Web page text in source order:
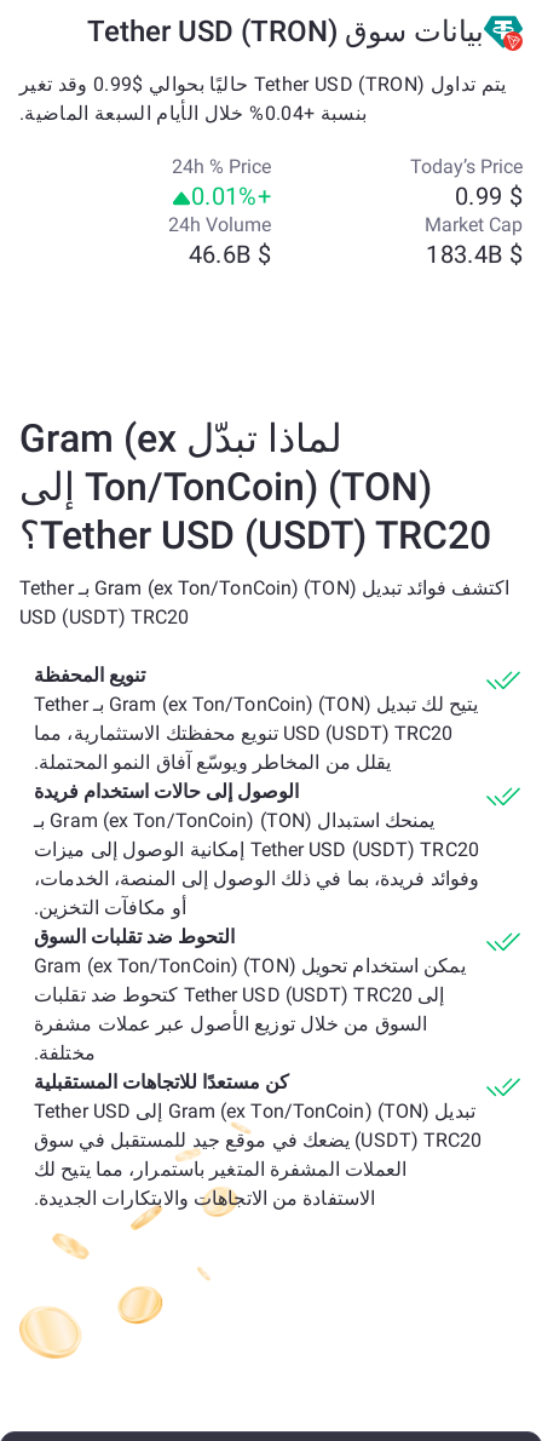
بيانات سوق Tether USD (TRON)
يتم تداول Tether USD (TRON) حاليًا بحوالي $0.99 وقد تغير
بنسبة +0.04% خلال الأيام السبعة الماضية.
Today’s Price
$ 0.99
24h % Price
+0.01%
Market Cap
$ 183.4B
24h Volume
$ 46.6B
لماذا تبدّل Gram (ex
Ton/TonCoin) (TON) إلى
Tether USD (USDT) TRC20؟
اكتشف فوائد تبديل Gram (ex Ton/TonCoin) (TON) بـ Tether
USD (USDT) TRC20
تنويع المحفظة
يتيح لك تبديل Gram (ex Ton/TonCoin) (TON) بـ Tether
USD (USDT) TRC20 تنويع محفظتك الاستثمارية، مما
يقلل من المخاطر ويوسّع آفاق النمو المحتملة.
الوصول إلى حالات استخدام فريدة
يمنحك استبدال Gram (ex Ton/TonCoin) (TON) بـ
Tether USD (USDT) TRC20 إمكانية الوصول إلى ميزات
وفوائد فريدة، بما في ذلك الوصول إلى المنصة، الخدمات،
أو مكافآت التخزين.
التحوط ضد تقلبات السوق
يمكن استخدام تحويل Gram (ex Ton/TonCoin) (TON)
إلى Tether USD (USDT) TRC20 كتحوط ضد تقلبات
السوق من خلال توزيع الأصول عبر عملات مشفرة
مختلفة.
كن مستعدًا للاتجاهات المستقبلية
تبديل Gram (ex Ton/TonCoin) (TON) إلى Tether USD
(USDT) TRC20 يضعك في موقع جيد للمستقبل في سوق
العملات المشفرة المتغير باستمرار، مما يتيح لك
الاستفادة من الاتجاهات والابتكارات الجديدة.